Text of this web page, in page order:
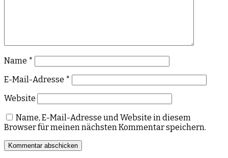
Name *
E-Mail-Adresse *
Website
Name, E-Mail-Adresse und Website in diesem
Browser für meinen nächsten Kommentar speichern.